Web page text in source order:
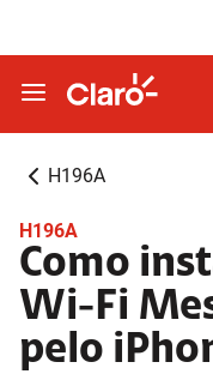
H196A
H196A
Como
Wi-Fi
pelo